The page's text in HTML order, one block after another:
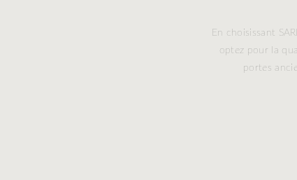
En choisissant
optez pour la
portes